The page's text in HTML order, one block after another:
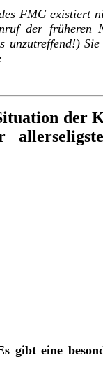
FMG existiert
der früheren
unzutreffend!)
der
gibt eine